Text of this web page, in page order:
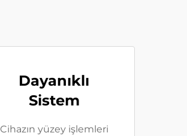
Dayanıklı
Sistem
Cihazın yüzey işlemleri